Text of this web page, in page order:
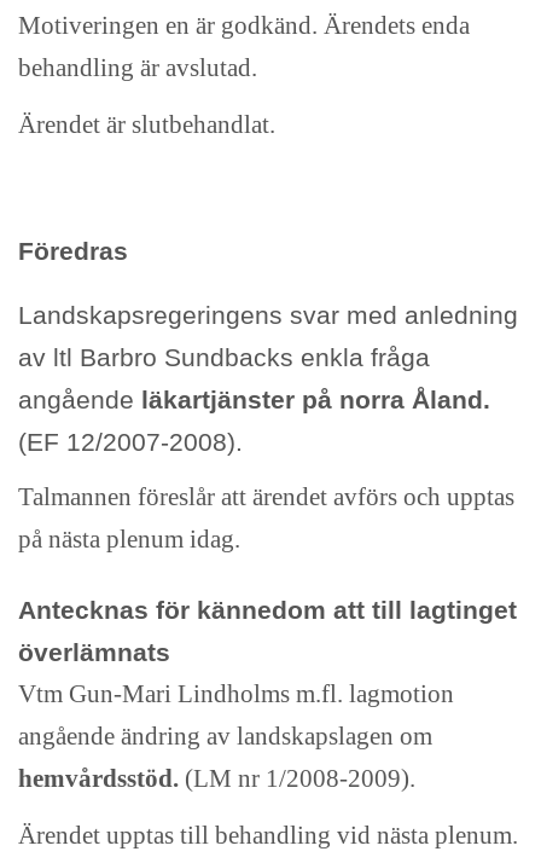
Motiveringen en är godkänd. Ärendets enda
behandling är avslutad.
Ärendet är slutbehandlat.
Föredras
Landskapsregeringens svar med anledning
av ltl Barbro Sundbacks enkla fråga
angående läkartjänster på norra Åland.
(EF 12/2007-2008).
Talmannen föreslår att ärendet avförs och upptas
på nästa plenum idag.
Antecknas för kännedom att till lagtinget
överlämnats
Vtm Gun-Mari Lindholms m.fl. lagmotion
angående ändring av landskapslagen om
hemvårdsstöd. (LM nr 1/2008-2009).
Ärendet upptas till behandling vid nästa plenum.